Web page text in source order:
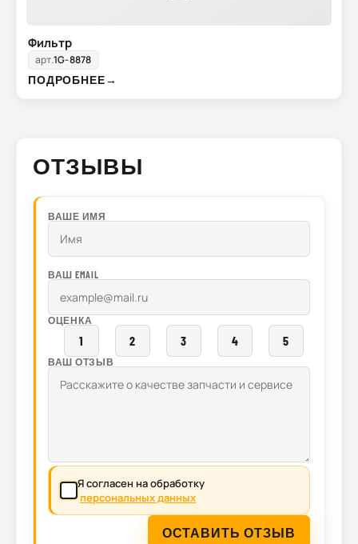
Фильтр
арт.1G-8878
ПОДРОБНЕЕ→
ОТЗЫВЫ
ВАШЕ ИМЯ
ВАШ EMAIL
ОЦЕНКА
1 2 3 4 5
ВАШ ОТЗЫВ
Я согласен на обработку
персональных данных
ОСТАВИТЬ ОТЗЫВ